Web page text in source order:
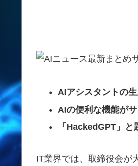
AIアシスタントの
AIの便利な機能が
「HackedGPT」
IT業界では、取締役会が